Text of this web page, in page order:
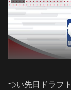
つい先日ドラフ